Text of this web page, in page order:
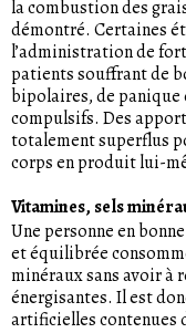
la combustion des
démontré. Certaines
l’administration de
patients souffrant de
bipolaires, de panique
compulsifs. Des
totalement superflus
corps en produit lui-
Vitamines, sels
Une personne en
et équilibrée
minéraux sans avoir à
énergisantes. Il est
artificielles contenues